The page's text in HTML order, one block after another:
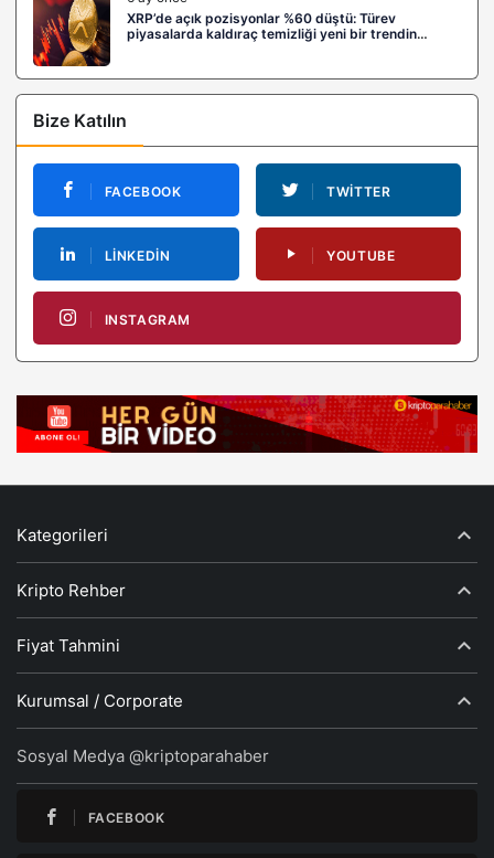
XRP’de açık pozisyonlar %60 düştü: Türev
piyasalarda kaldıraç temizliği yeni bir trendin
Bize Katılın
FACEBOOK TWITTER
LINKEDIN YOUTUBE
INSTAGRAM
Kategorileri
Kripto Rehber
Fiyat Tahmini
Kurumsal / Corporate
Sosyal Medya @kriptoparahaber
FACEBOOK